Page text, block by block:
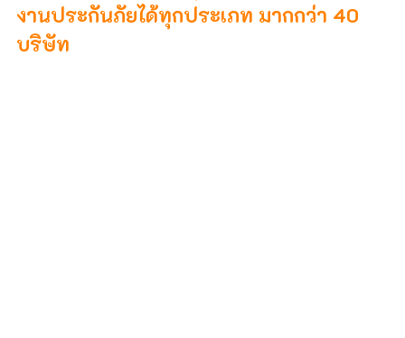
งานประกันภัยได้ทุกประเภท มากกว่า 40
บริษัท